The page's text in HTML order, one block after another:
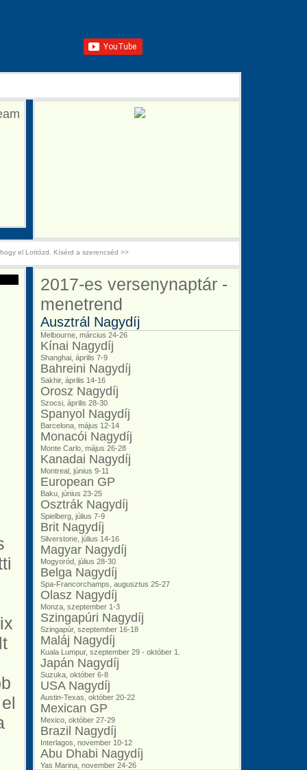
el Lottózd. Kísérd a szerencséd >>
2017-es versenynaptár -
menetrend
Ausztrál Nagydíj
Melbourne, március 24-26
Kínai Nagydíj
Shanghai, április 7-9
Bahreini Nagydíj
Sakhir, április 14-16
Orosz Nagydíj
Szocsi, április 28-30
Spanyol Nagydíj
Barcelona, május 12-14
Monacói Nagydíj
Monte Carlo, május 26-28
Kanadai Nagydíj
Montreal, június 9-11
European GP
Baku, június 23-25
Osztrák Nagydíj
Spielberg, július 7-9
Brit Nagydíj
Silverstone, július 14-16
Magyar Nagydíj
Mogyoród, július 28-30
Belga Nagydíj
Spa-Francorchamps, augusztus 25-27
Olasz Nagydíj
Monza, szeptember 1-3
Szingapúri Nagydíj
Szingapúr, szeptember 16-18
Maláj Nagydíj
Kuala Lumpur, szeptember 29 - október 1.
Japán Nagydíj
Suzuka, október 6-8
USA Nagydíj
Austin-Texas, október 20-22
Mexican GP
Mexico, október 27-29
Brazil Nagydíj
Interlagos, november 10-12
Abu Dhabi Nagydíj
Yas Marina, november 24-26